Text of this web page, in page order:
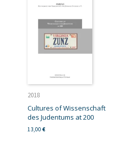
2018
Cultures of Wissenschaft
des Judentums at 200
13,00 €